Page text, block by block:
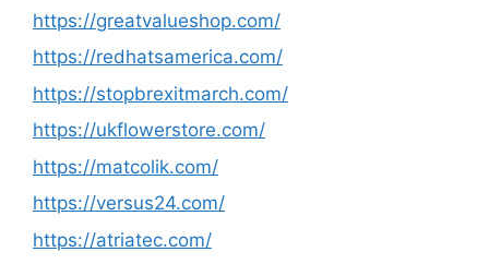
https://greatvalueshop.com/
https://redhatsamerica.com/
https://stopbrexitmarch.com/
https://ukflowerstore.com/
https://matcolik.com/
https://versus24.com/
https://atriatec.com/